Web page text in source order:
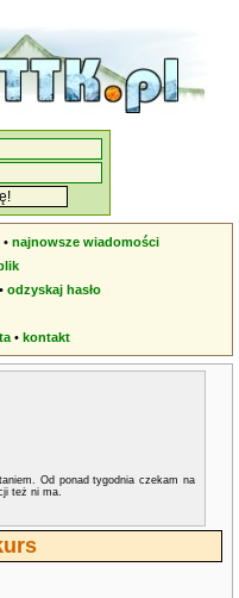
•najnowsze wiadomości
•odzyskaj hasło
•kontakt
Od ponad tygodnia czekam na
też ni ma.